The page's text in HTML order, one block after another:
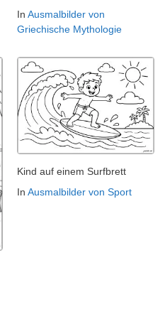
In Ausmalbilder von
Griechische Mythologie
Kind auf einem Surfbrett
In Ausmalbilder von Sport